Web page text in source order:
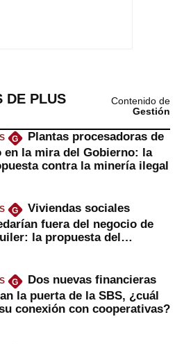
DE PLUS
Contenido de
Gestión
G
Plantas procesadoras de
en la mira del Gobierno: la
contra la minería ilegal
G
Viviendas sociales
fuera del negocio de
la propuesta del
G
Dos nuevas financieras
la puerta de la SBS, ¿cuál
conexión con cooperativas?